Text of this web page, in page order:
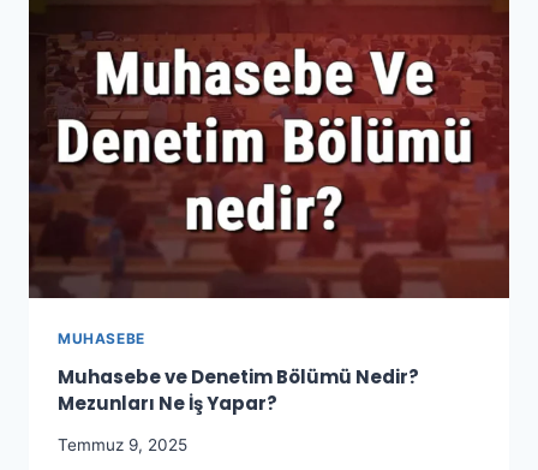
VE
BU
KARARLARIN
VERGISEL
DEĞERLENDIRILMESI
MUHASEBE
Muhasebe ve Denetim Bölümü Nedir?
Mezunları Ne İş Yapar?
Temmuz 9, 2025